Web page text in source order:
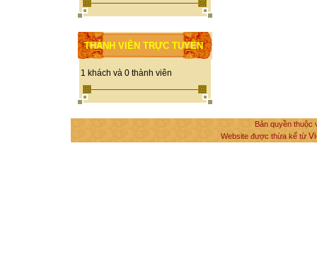
THÀNH VIÊN TRỰC TUYẾN
1 khách và 0 thành viên
Bản quyền thuộc
Website được thừa kế từ